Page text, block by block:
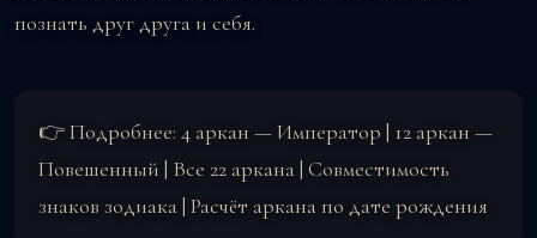
познать друг друга и себя.
👉 Подробнее: 4 аркан — Император | 12 аркан —
Повешенный | Все 22 аркана| Совместимость
знаков зодиака| Расчёт аркана по дате рождения